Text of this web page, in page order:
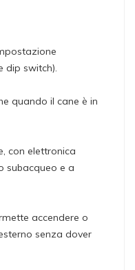
dip switch).
quando il cane è in
con elettronica
subacqueo e a
accendere o
senza dover